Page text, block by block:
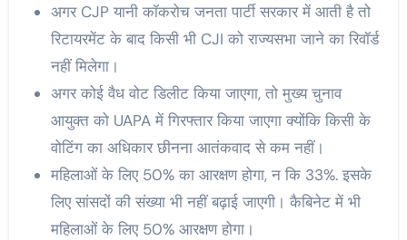
अगर CJP यानी कॉकरोच जनता पार्टी सरकार में आती है तो
रिटायरमेंट के बाद किसी भी CJI को राज्यसभा जाने का रिवॉर्ड
नहीं मिलेगा।
अगर कोई वैध वोट डिलीट किया जाएगा, तो मुख्य चुनाव
आयुक्त को UAPA में गिरफ्तार किया जाएगा क्योंकि किसी के
वोटिंग का अधिकार छीनना आतंकवाद से कम नहीं।
महिलाओं के लिए 50% का आरक्षण होगा, न कि 33%. इसके
लिए सांसदों की संख्या भी नहीं बढ़ाई जाएगी। कैबिनेट में भी
महिलाओं के लिए 50% आरक्षण होगा।